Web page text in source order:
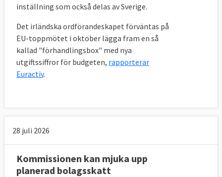
inställning som också delas av Sverige.
Det irländska ordförandeskapet förväntas på
EU-toppmötet i oktober lägga fram en så
kallad "förhandlingsbox" med nya
utgiftssiffror för budgeten, rapporterar
Euractiv.
28 juli 2026
Kommissionen kan mjuka upp
planerad bolagsskatt